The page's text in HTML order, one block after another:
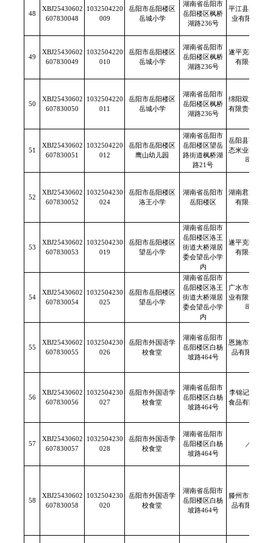
48
XBJ25430602
607830048
1032504220
009
岳阳市岳阳楼区
岳城小学
湖南省岳阳市
岳阳楼区枫桥
湖路236号
平江县新隆米
业有限公司
49
XBJ25430602
607830049
1032504220
010
岳阳市岳阳楼区
岳城小学
湖南省岳阳市
岳阳楼区枫桥
湖路236号
遂平克明面业
有限公司
50
XBJ25430602
607830050
1032504220
011
岳阳市岳阳楼区
岳城小学
湖南省岳阳市
岳阳楼区枫桥
湖路236号
绵阳双汇食品
有限责任公司
51
XBJ25430602
607830051
1032504220
012
岳阳市岳阳楼区
鹰山幼儿园
湖南省岳阳市
岳阳楼区望岳
路街道枫桥湖
路21号
岳阳县西冲生
态米业有限公
司
52
XBJ25430602
607830052
1032504230
024
岳阳市岳阳楼区
洛王小学
湖南省岳阳市
岳阳楼区
湖南君乐米业
有限公司
53
XBJ25430602
607830053
1032504230
019
岳阳市岳阳楼区
望岳小学
湖南省岳阳市
岳阳楼区洛王
街道大桥湖居
委会望岳小学
内
遂平克明面业
有限公司
54
XBJ25430602
607830054
1032504230
025
岳阳市岳阳楼区
望岳小学
湖南省岳阳市
岳阳楼区洛王
街道大桥湖居
委会望岳小学
内
广水市益达米
业有限责任公
司
55
XBJ25430602
607830055
1032504230
026
岳阳市外国语学
校食堂
湖南省岳阳市
岳阳楼区白杨
坡路464号
恩施市武宜食
品有限公司
56
XBJ25430602
607830056
1032504230
027
岳阳市外国语学
校食堂
湖南省岳阳市
岳阳楼区白杨
坡路464号
李锦记(新会)
食品有限公司
57
XBJ25430602
607830057
1032504230
028
岳阳市外国语学
校食堂
湖南省岳阳市
岳阳楼区白杨
坡路464号
／
58
XBJ25430602
607830058
1032504230
020
岳阳市外国语学
校食堂
湖南省岳阳市
岳阳楼区白杨
坡路464号
滕州市鑫帅食
品有限公司